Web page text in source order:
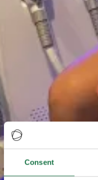
Consent